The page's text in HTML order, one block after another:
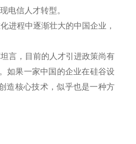
电信人才转型。
程中逐渐壮大的中国企业，
言，目前的人才引进政策尚有
如果一家中国的企业在硅谷设
造核心技术，似乎也是一种方